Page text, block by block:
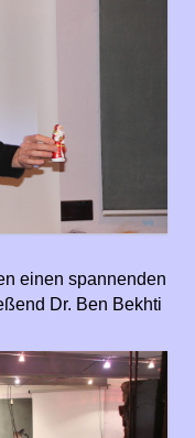
einen spannenden
Dr. Ben Bekhti